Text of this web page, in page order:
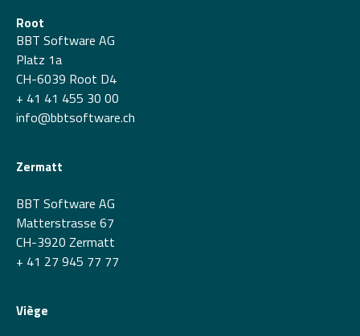
Root
BBT Software AG
Platz 1a
CH-6039 Root D4
+ 41 41 455 30 00
info@bbtsoftware.ch
Zermatt
BBT Software AG
Matterstrasse 67
CH-3920 Zermatt
+ 41 27 945 77 77
Viège